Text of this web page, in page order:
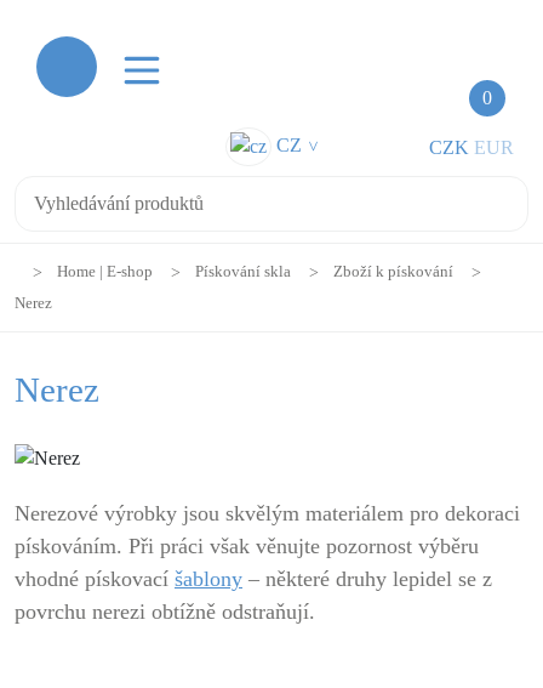
0
CZ > CZK EUR
Home | E-shop Pískování skla
Zboží k pískování
Nerez
Nerez
Nerezové výrobky jsou skvělým materiálem pro dekoraci
pískováním. Při práci však věnujte pozornost výběru
vhodné pískovací šablony – některé druhy lepidel se z
povrchu nerezi obtížně odstraňují.